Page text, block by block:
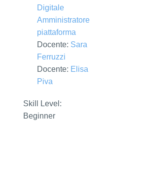
Digitale
Amministratore
piattaforma
Docente: Sara
Ferruzzi
Docente: Elisa
Piva
Skill Level :
Beginner